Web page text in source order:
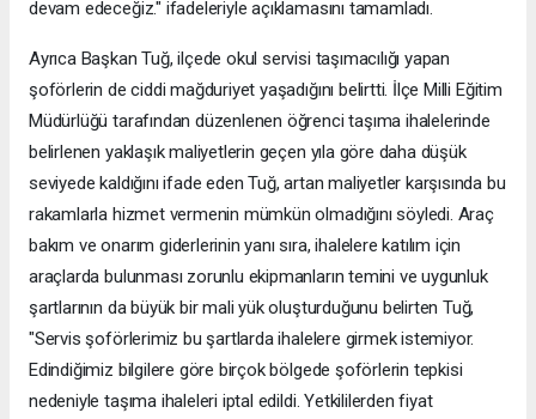
devam edeceğiz." ifadeleriyle açıklamasını tamamladı.
Ayrıca Başkan Tuğ, ilçede okul servisi taşımacılığı yapan
şoförlerin de ciddi mağduriyet yaşadığını belirtti. İlçe Milli Eğitim
Müdürlüğü tarafından düzenlenen öğrenci taşıma ihalelerinde
belirlenen yaklaşık maliyetlerin geçen yıla göre daha düşük
seviyede kaldığını ifade eden Tuğ, artan maliyetler karşısında bu
rakamlarla hizmet vermenin mümkün olmadığını söyledi. Araç
bakım ve onarım giderlerinin yanı sıra, ihalelere katılım için
araçlarda bulunması zorunlu ekipmanların temini ve uygunluk
şartlarının da büyük bir mali yük oluşturduğunu belirten Tuğ,
"Servis şoförlerimiz bu şartlarda ihalelere girmek istemiyor.
Edindiğimiz bilgilere göre birçok bölgede şoförlerin tepkisi
nedeniyle taşıma ihaleleri iptal edildi. Yetkililerden fiyat